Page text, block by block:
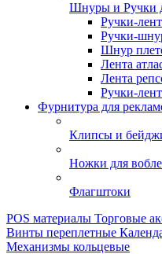
Шнуры и Ручки
Ручки-
Ручки-
Шнур
Лента
Лента
Ручки-
Фурнитура для
Клипсы и
Ножки для
Флагштоки
POS материалы Торговые
Винты переплетные
Механизмы кольцевые